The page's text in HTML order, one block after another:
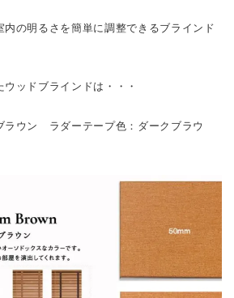
内の明るさを簡単に調整できるブラインド
ッドブラインドは・・・
ラウン ラダーテープ色：ダークブラウ